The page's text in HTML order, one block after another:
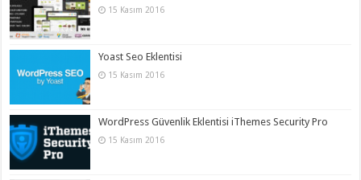
15 Kasım 2016
Yoast Seo Eklentisi
15 Kasım 2016
WordPress Güvenlik Eklentisi iThemes Security Pro
15 Kasım 2016